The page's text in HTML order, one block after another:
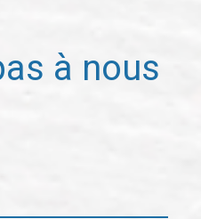
à nous